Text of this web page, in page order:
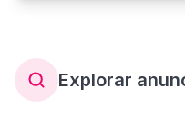
Explorar